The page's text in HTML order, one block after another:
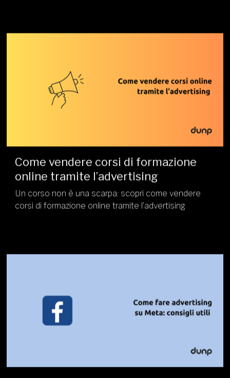
Come vendere corsi di formazione
online tramite l’advertising
Un corso non è una scarpa: scopri come vendere
corsi di formazione online tramite l’advertising